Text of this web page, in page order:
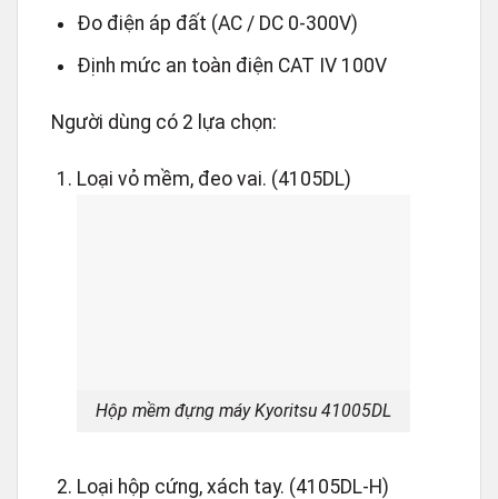
Đo điện áp đất (AC / DC 0-300V)
Định mức an toàn điện CAT Ⅳ 100V
Người dùng có 2 lựa chọn:
Loại vỏ mềm, đeo vai. (4105DL)
Hộp mềm đựng máy Kyoritsu 41005DL
Loại hộp cứng, xách tay. (4105DL-H)